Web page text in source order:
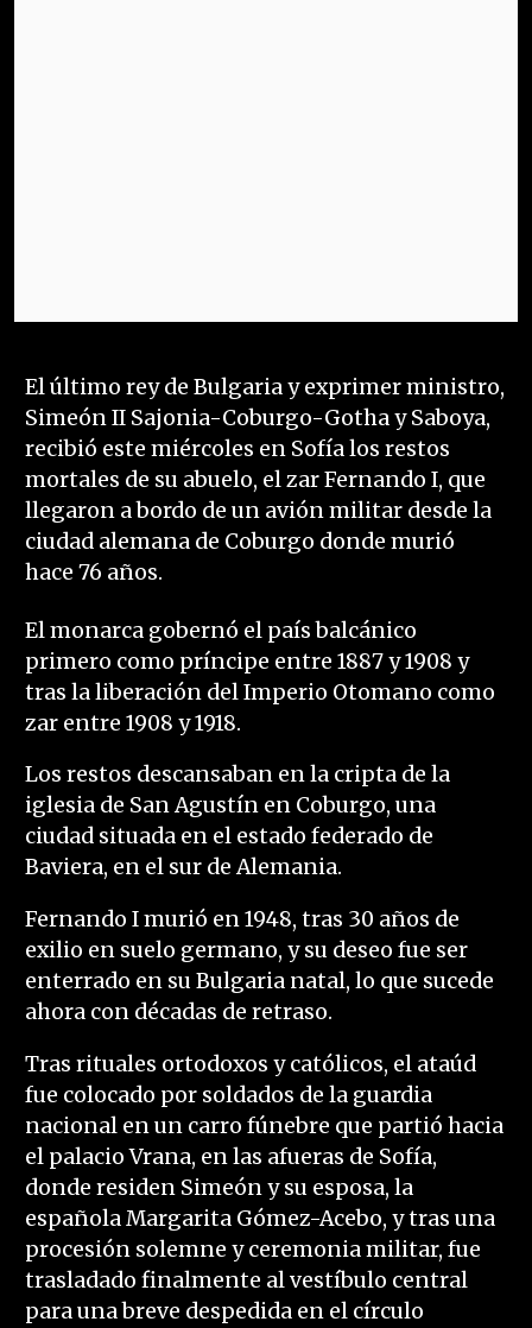
El último rey de Bulgaria y exprimer ministro,
Simeón II Sajonia-Coburgo-Gotha y Saboya,
recibió este miércoles en Sofía los restos
mortales de su abuelo, el zar Fernando I, que
llegaron a bordo de un avión militar desde la
ciudad alemana de Coburgo donde murió
hace 76 años.
El monarca gobernó el país balcánico
primero como príncipe entre 1887 y 1908 y
tras la liberación del Imperio Otomano como
zar entre 1908 y 1918.
Los restos descansaban en la cripta de la
iglesia de San Agustín en Coburgo, una
ciudad situada en el estado federado de
Baviera, en el sur de Alemania.
Fernando I murió en 1948, tras 30 años de
exilio en suelo germano, y su deseo fue ser
enterrado en su Bulgaria natal, lo que sucede
ahora con décadas de retraso.
Tras rituales ortodoxos y católicos, el ataúd
fue colocado por soldados de la guardia
nacional en un carro fúnebre que partió hacia
el palacio Vrana, en las afueras de Sofía,
donde residen Simeón y su esposa, la
española Margarita Gómez-Acebo, y tras una
procesión solemne y ceremonia militar, fue
trasladado finalmente al vestíbulo central
para una breve despedida en el círculo